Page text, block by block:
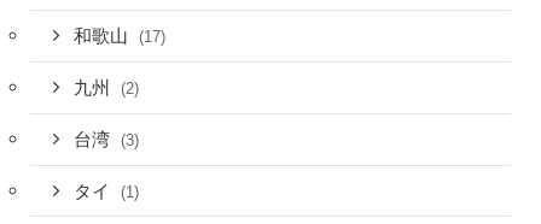
和歌山 (17)
九州 (2)
台湾 (3)
タイ (1)